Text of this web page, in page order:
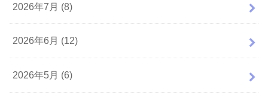
2026年7月 (8)
2026年6月 (12)
2026年5月 (6)